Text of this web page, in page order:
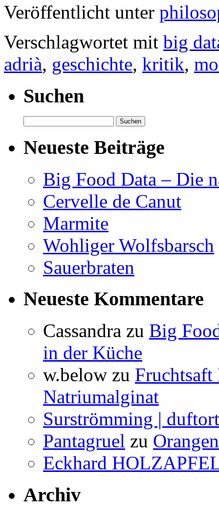
Veröffentlicht unter
Verschlagwortet mit big
adrià, geschichte, kritik,
Suchen
nach:
Neueste Beiträge
Big Food Data – Die
Cervelle de Canut
Marmite
Wohliger Wolfsbarsch
Sauerbraten
Neueste Kommentare
Cassandra zu Big
in der Küche
w.below zu
Natriumalginat
Surströmming |
Pantagruel zu
Eckhard
Archiv